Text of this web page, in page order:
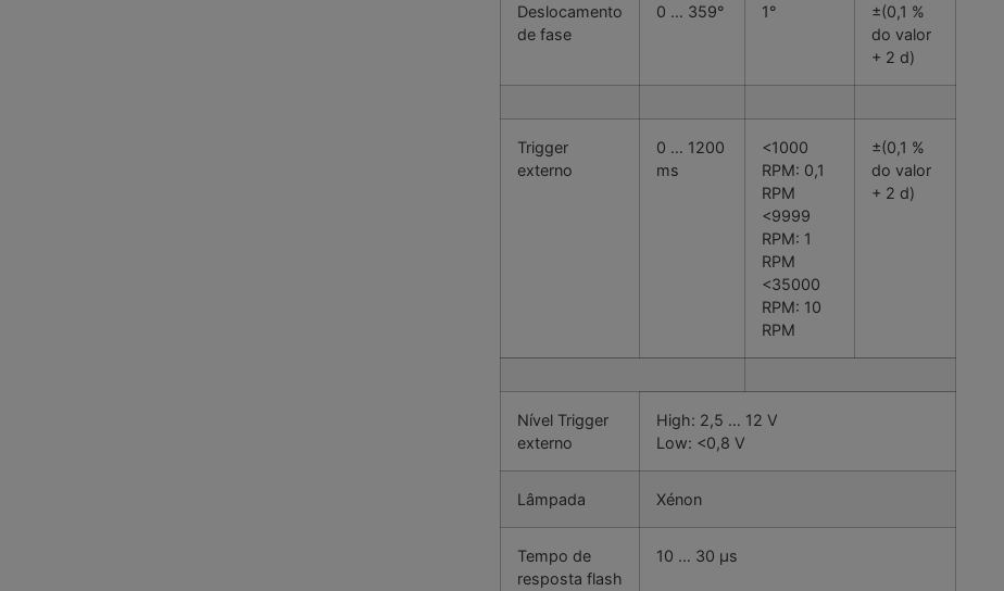
Deslocamento
de fase
0 … 359° 1°
±(0,1 %
do valor
+ 2 d)
Trigger
externo
0 … 1200
ms
<1000
RPM: 0,1
RPM
<9999
RPM: 1
RPM
<35000
RPM: 10
RPM
±(0,1 %
do valor
+ 2 d)
Nível Trigger
externo
High: 2,5 … 12 V
Low: <0,8 V
Lâmpada Xénon
Tempo de
resposta flash
10 … 30 µs